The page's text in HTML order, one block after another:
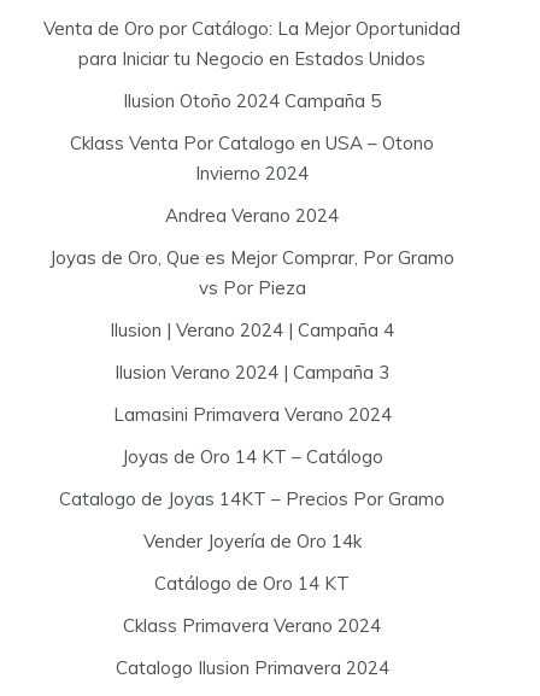
Venta de Oro por Catálogo: La Mejor Oportunidad
para Iniciar tu Negocio en Estados Unidos
Ilusion Otoño 2024 Campaña 5
Cklass Venta Por Catalogo en USA – Otono
Invierno 2024
Andrea Verano 2024
Joyas de Oro, Que es Mejor Comprar, Por Gramo
vs Por Pieza
Ilusion | Verano 2024 | Campaña 4
Ilusion Verano 2024 | Campaña 3
Lamasini Primavera Verano 2024
Joyas de Oro 14 KT – Catálogo
Catalogo de Joyas 14KT – Precios Por Gramo
Vender Joyería de Oro 14k
Catálogo de Oro 14 KT
Cklass Primavera Verano 2024
Catalogo Ilusion Primavera 2024